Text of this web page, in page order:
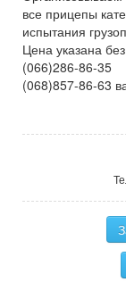
все прицепы
испытания
Цена указана
(066)286-86-35
(068)857-86-63